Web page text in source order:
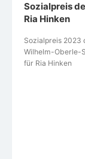
Sozialpreis
Ria Hinken
Sozialpreis 2023
Wilhelm-Oberle-
für Ria Hinken